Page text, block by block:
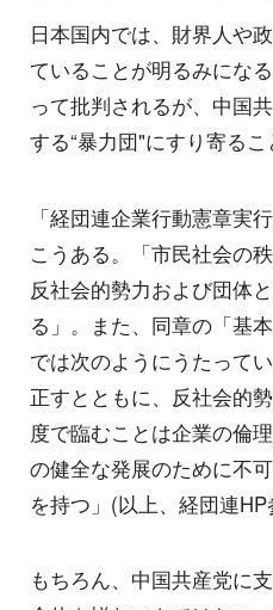
日本国内では、財界人や
ていることが明るみにな
って批判されるが、中国
する“暴力団"にすり寄るこ
「経団連企業行動憲章実
こうある。「市民社会の
反社会的勢力および団体
る」。また、同章の「基
では次のようにうたって
正すとともに、反社会的
度で臨むことは企業の倫
の健全な発展のために不
を持つ」(以上、経団連HP
もちろん、中国共産党に